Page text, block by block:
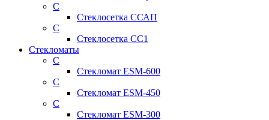
С
Стеклосетка ССАП
С
Стеклосетка СС1
Стекломаты
С
Стекломат ESM-600
С
Стекломат ESM-450
С
Стекломат ESM-300